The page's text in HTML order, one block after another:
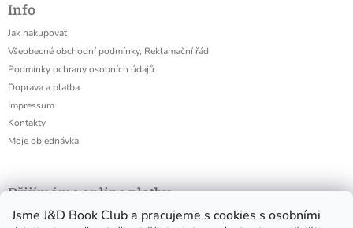
Jsme J&D Book Club a pracujeme s cookies s osobními
Info
Jak nakupovat
Všeobecné obchodní podmínky, Reklamační řád
Podmínky ochrany osobních údajů
Doprava a platba
Impressum
Kontakty
Moje objednávka
Přijímáme online platby